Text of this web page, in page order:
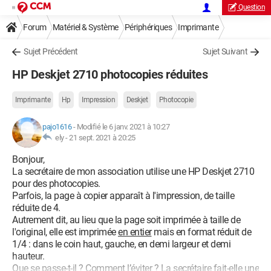
Question
Forum Matériel & Système Périphériques Imprimante
Sujet Précédent Sujet Suivant
HP Deskjet 2710 photocopies réduites
Imprimante Hp Impression Deskjet Photocopie
pajo1616- Modifié le 6 janv. 2021 à 10:27
ely -21 sept. 2021 à 20:25
Bonjour,
La secrétaire de mon association utilise une HP Deskjet 2710
pour des photocopies.
Parfois, la page à copier apparaît à l'impression, de taille
réduite de 4.
Autrement dit, au lieu que la page soit imprimée à taille de
l'original, elle est impriméeen entiermais en format réduit de
1/4 : dans le coin haut, gauche, en demi largeur et demi
hauteur.
Que se passe-t-il ? Comment l’éviter ? La secrétaire fait-elle une